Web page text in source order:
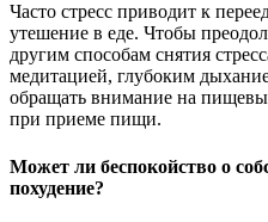
Часто стресс приводит к
утешение в еде. Чтобы
другим способам снятия
медитацией, глубоким
обращать внимание на
при приеме пищи.
Может ли беспокойство о
похудение?